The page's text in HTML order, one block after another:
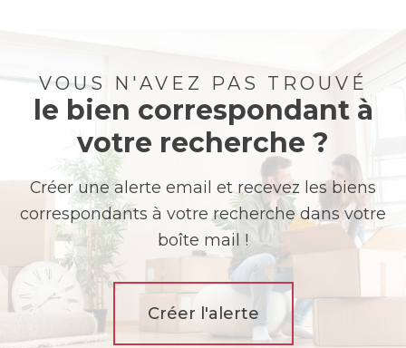
VOUS N'AVEZ PAS TROUVÉ
le bien correspondant à
votre recherche ?
Créer une alerte email et recevez les biens
correspondants à votre recherche dans votre
boîte mail !
Créer l'alerte